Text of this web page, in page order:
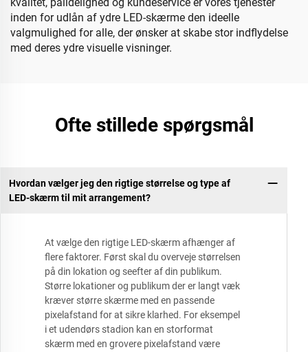
inden for udlån af ydre LED-skærme den ideelle
valgmulighed for alle, der ønsker at skabe stor indflydelse
med deres ydre visuelle visninger.
Ofte stillede spørgsmål
Hvordan vælger jeg den rigtige størrelse og type af
LED-skærm til mit arrangement?
At vælge den rigtige LED-skærm afhænger af
flere faktorer. Først skal du overveje størrelsen
på din lokation og seefter af din publikum.
Større lokationer og publikum der er langt væk
kræver større skærme med en passende
pixelafstand for at sikre klarhed. For eksempel
i et udendørs stadion kan en storformat
skærm med en grovere pixelafstand være